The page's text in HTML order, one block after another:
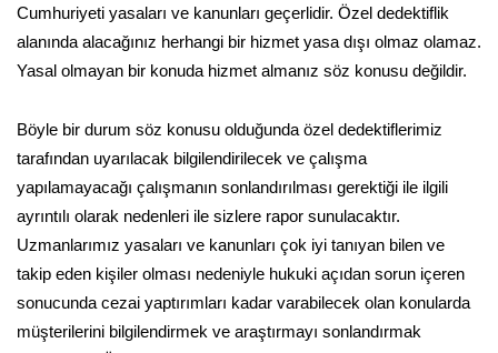
Cumhuriyeti yasaları ve kanunları geçerlidir. Özel dedektiflik
alanında alacağınız herhangi bir hizmet yasa dışı olmaz olamaz.
Yasal olmayan bir konuda hizmet almanız söz konusu değildir.
Böyle bir durum söz konusu olduğunda özel dedektiflerimiz
tarafından uyarılacak bilgilendirilecek ve çalışma
yapılamayacağı çalışmanın sonlandırılması gerektiği ile ilgili
ayrıntılı olarak nedenleri ile sizlere rapor sunulacaktır.
Uzmanlarımız yasaları ve kanunları çok iyi tanıyan bilen ve
takip eden kişiler olması nedeniyle hukuki açıdan sorun içeren
sonucunda cezai yaptırımları kadar varabilecek olan konularda
müşterilerini bilgilendirmek ve araştırmayı sonlandırmak